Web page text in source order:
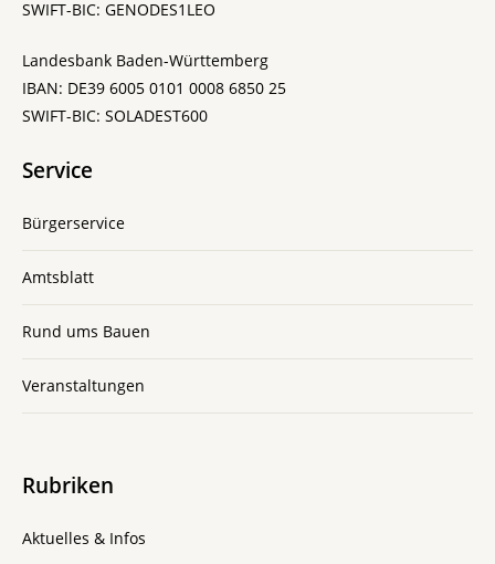
SWIFT-BIC: GENODES1LEO
Landesbank Baden-Württemberg
IBAN: DE39 6005 0101 0008 6850 25
SWIFT-BIC: SOLADEST600
Service
Bürgerservice
Amtsblatt
Rund ums Bauen
Veranstaltungen
Rubriken
Aktuelles & Infos